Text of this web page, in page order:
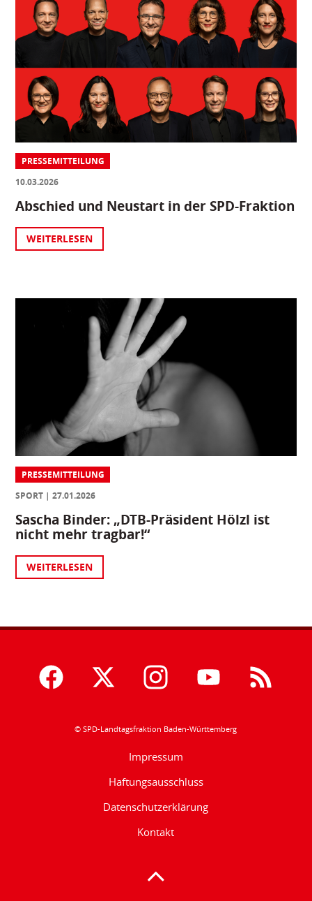
PRESSEMITTEILUNG
10.03.2026
Abschied und Neustart in der SPD-Fraktion
WEITERLESEN
PRESSEMITTEILUNG
SPORT
27.01.2026
Sascha Binder: „DTB-Präsident Hölzl ist
nicht mehr tragbar!“
WEITERLESEN
© SPD-Landtagsfraktion Baden-Württemberg
Impressum
Haftungsausschluss
Datenschutzerklärung
Kontakt